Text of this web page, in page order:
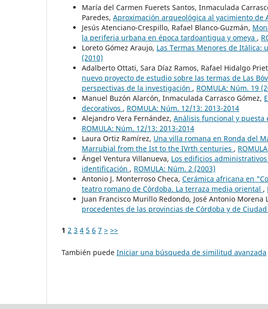
María del Carmen Fuerets Santos, Inmaculada
Paredes, Aproximación arqueológica al yacimiento de
Jesús Atenciano-Crespillo, Rafael Blanco-Guzmán,
la periferia urbana en época tardoantigua y omeya ,
Loreto Gómez Araujo, Las Termas Menores de
(2010)
Adalberto Ottati, Sara Díaz Ramos, Rafael Hidalgo
nuevo proyecto de estudio sobre las termas de Las
perspectivas de la investigación , ROMULA: Núm. 19
Manuel Buzón Alarcón, Inmaculada Carrasco Gómez,
decorativos , ROMULA: Núm. 12/13: 2013-2014
Alejandro Vera Fernández, Análisis funcional y puesta
ROMULA: Núm. 12/13: 2013-2014
Laura Ortiz Ramírez, Una villa romana en Ronda del
Marrubial from the Ist to the IVrth centuries ,
Ángel Ventura Villanueva, Los edificios
identificación , ROMULA: Núm. 2 (2003)
Antonio J. Monterroso Checa, Cerámica africana en
teatro romano de Córdoba. La terraza media oriental ,
Juan Francisco Murillo Redondo, José Antonio Morena
procedentes de las provincias de Córdoba y de Ciudad
1 2 3 4 5 6 7 > >>
También puede Iniciar una búsqueda de similitud avanzada